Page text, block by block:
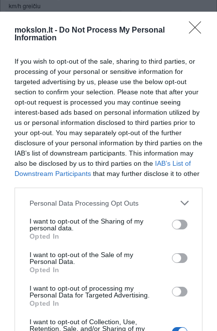
mokslon.lt - Do Not Process My Personal
Information
If you wish to opt-out of the sale, sharing to third parties, or
processing of your personal or sensitive information for
targeted advertising by us, please use the below opt-out
section to confirm your selection. Please note that after your
opt-out request is processed you may continue seeing
interest-based ads based on personal information utilized by
us or personal information disclosed to third parties prior to
your opt-out. You may separately opt-out of the further
disclosure of your personal information by third parties on the
IAB’s list of downstream participants. This information may
also be disclosed by us to third parties on the IAB’s List of
Downstream Participants that may further disclose it to other
Personal Data Processing Opt Outs
I want to opt-out of the Sharing of my
personal data.
Opted In
I want to opt-out of the Sale of my
Personal Data.
Opted In
I want to opt-out of processing my
Personal Data for Targeted Advertising.
Opted In
I want to opt-out of Collection, Use,
Retention, Sale, and/or Sharing of my
km/h greičiu
žmones sujungti su kompiuteriais
Žemę supa antimedžiagos žiedas
Dirbtinis intelektas aptinka
bankininkų suktybes
Kaip haliucinogenai veikia mūsų
asmenybę
Klasika fizikams padeda tirti
paslėptas tiesas?
Du tyrėjai, kurie analizavo mitų personažų
tinklais, patvirtino kai kuriuose
Žurnalo EPL internetiniame
Kennos atlikta „Iliados“, anglų poemos „Beovulfo“ ir airių epo „Táin Bó
tekstų analizė.
gyvenimo tinklus. Tyrėjai palygino mitus su keturiais žinomais